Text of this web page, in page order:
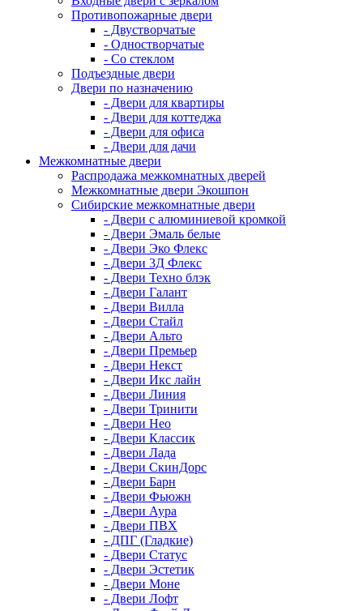
Противопожарные двери
- Двустворчатые
- Одностворчатые
- Со стеклом
Подъездные двери
Двери по назначению
- Двери для квартиры
- Двери для коттеджа
- Двери для офиса
- Двери для дачи
Межкомнатные двери
Распродажа межкомнатных дверей
Межкомнатные двери Экошпон
Сибирские межкомнатные двери
- Двери с алюминиевой кромкой
- Двери Эмаль белые
- Двери Эко Флекс
- Двери 3Д Флекс
- Двери Техно блэк
- Двери Галант
- Двери Вилла
- Двери Стайл
- Двери Альто
- Двери Премьер
- Двери Некст
- Двери Икс лайн
- Двери Линия
- Двери Тринити
- Двери Нео
- Двери Классик
- Двери Лада
- Двери СкинДорс
- Двери Барн
- Двери Фьюжн
- Двери Аура
- Двери ПВХ
- ДПГ (Гладкие)
- Двери Статус
- Двери Эстетик
- Двери Моне
- Двери Лофт